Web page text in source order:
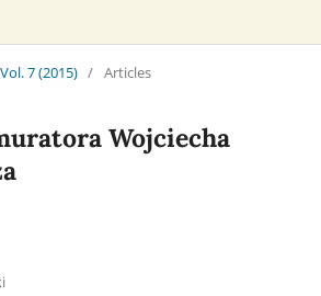
Vol. 7 (2015) / Articles
Wojciecha